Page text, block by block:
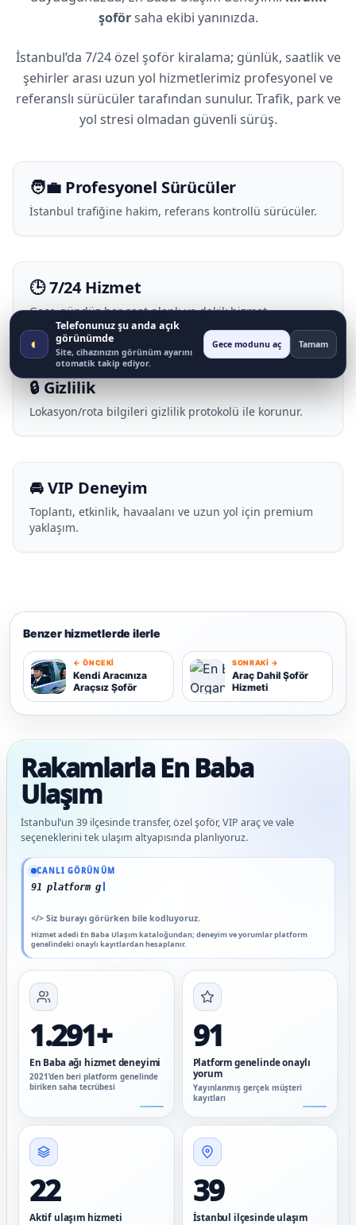
şoförsaha ekibi yanınızda.
İstanbul’da 7/24 özel şoför kiralama; günlük, saatlik ve
şehirler arası uzun yol hizmetlerimiz profesyonel ve
referanslı sürücüler tarafından sunulur. Trafik, park ve
yol stresi olmadan güvenli sürüş.
🧑‍💼 Profesyonel Sürücüler
İstanbul trafiğine hakim, referans kontrollü sürücüler.
🕒 7/24 Hizmet
Gece-gündüz her saat planlı ve dakik hizmet.
🔒 Gizlilik
Lokasyon/rota bilgileri gizlilik protokolü ile korunur.
🚘 VIP Deneyim
Toplantı, etkinlik, havaalanı ve uzun yol için premium
yaklaşım.
Benzer hizmetlerde ilerle
K
← ÖNCEKI
Kendi Aracınıza
Araçsız Şoför
SONRAKI →
Araç Dahil Şoför
Hizmeti
Rakamlarla En Baba
Ulaşım
İstanbul’un 39 ilçesinde transfer, özel şoför, VIP araç ve vale
seçeneklerini tek ulaşım altyapısında planlıyoruz.
CANLI GÖRÜNÜM
91 platform genelinde onaylı yo
</> Siz burayı görürken bile kodluyoruz.
Hizmet adedi En Baba Ulaşım kataloğundan; deneyim ve yorumlar platform
genelindeki onaylı kayıtlardan hesaplanır.
Güncel veriler: 1.291+ En Baba ağı hizmet deneyimi; 91 platform genelinde
1.291+
En Baba ağı hizmet deneyimi
2021’den beri platform genelinde
biriken saha tecrübesi
91
Platform genelinde onaylı
yorum
Yayınlanmış gerçek müşteri
kayıtları
22
Aktif ulaşım hizmeti
39
İstanbul ilçesinde ulaşım
◐
Telefonunuz şu anda açık
görünümde
Site, cihazınızın görünüm ayarını
otomatik takip ediyor.
Gece modunu aç Tamam